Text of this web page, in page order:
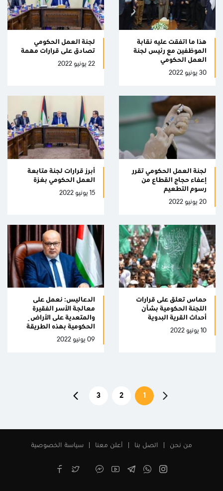
هذا ما اتفقت عليه نقابة
الموظفين مع رئيس لجنة
العمل الحكومي
30 يونيو 2022
لجنة العمل الحكومي
تصادق على قرارات مهمة
22 يونيو 2022
لجنة العمل الحكومي تقرر
إعفاء حجاج القطاع من
رسوم التطعيم
20 يونيو 2022
أبرز قرارات لجنة متابعة
العمل الحكومي بغزة
15 يونيو 2022
حماس تعلق على قرارات
اللجنة الحكومية بشأن
أحداث القرية البدوية
10 يونيو 2022
الدعاليس: نعمل على
معالجة الأسر الفقيرة
والمتعدية على الأراضِ
الحكومية بهذه الطريقة
09 يونيو 2022
1
2
3
من نحن اتصل بنا أعلن معنا سياسة الخصوصية